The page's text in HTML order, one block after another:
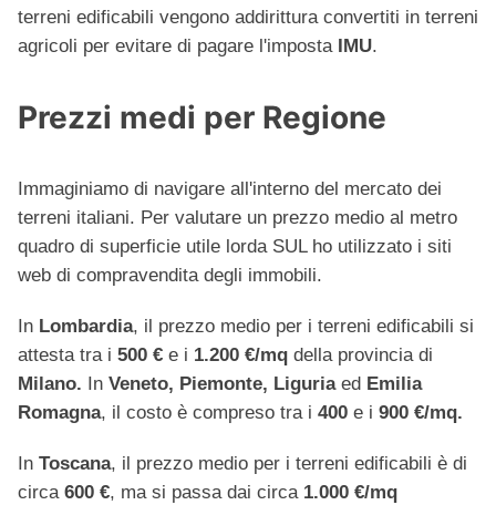
terreni edificabili vengono addirittura convertiti in terreni
agricoli per evitare di pagare l'imposta
IMU.
Prezzi medi per Regione
Immaginiamo di navigare all'interno del mercato dei
terreni italiani. Per valutare un prezzo medio al metro
quadro di superficie utile lorda SUL ho utilizzato i siti
web di compravendita degli immobili.
In Lombardia, il prezzo medio per i terreni edificabili si
attesta tra i 500 € e i 1.200 €/mq della provincia di
Milano.
In Veneto, Piemonte, Liguriaed Emilia
Romagna, il costo è compreso tra i 400 e i 900 €/mq.
In Toscana, il prezzo medio per i terreni edificabili è di
circa 600 €, ma si passa dai circa 1.000 €/mq